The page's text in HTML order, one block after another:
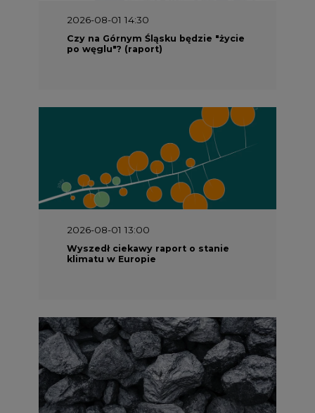
2026-08-01 14:30
Czy na Górnym Śląsku będzie "życie
po węglu"? (raport)
2026-08-01 13:00
Wyszedł ciekawy raport o stanie
klimatu w Europie